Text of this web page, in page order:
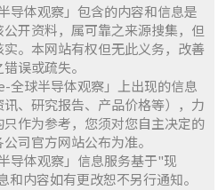
导体观察」包含的内容和信息是
开资料，属可靠之来源搜集，但
。本网站有权但无此义务，改善
误或疏失。
全球半导体观察」上出现的信息
讯、研究报告、产品价格等），力
作为参考，您须对您自主决定的
司官方网站公布为准。
导体观察」信息服务基于"现
内容如有更改恕不另行通知。